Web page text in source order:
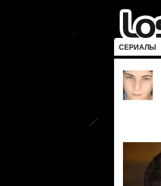
СЕРИАЛЫ